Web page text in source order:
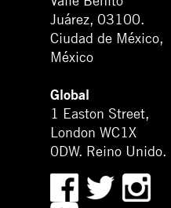
Juárez, 03100.
Ciudad de México,
México
Global
1 Easton Street,
London WC1X
0DW. Reino Unido.